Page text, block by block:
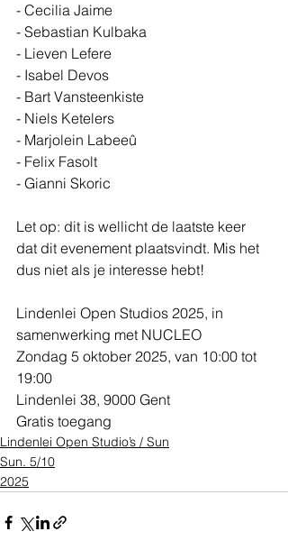
- Cecilia Jaime
- Sebastian Kulbaka
- Lieven Lefere
- Isabel Devos
- Bart Vansteenkiste
- Niels Ketelers
- Marjolein Labeeû
- Felix Fasolt
- Gianni Skoric
Let op: dit is wellicht de laatste keer
dat dit evenement plaatsvindt. Mis het
dus niet als je interesse hebt!
Lindenlei Open Studios 2025, in
samenwerking met NUCLEO
Zondag 5 oktober 2025, van 10:00 tot
19:00
Lindenlei 38, 9000 Gent
Gratis toegang
Lindenlei Open Studio’s / Sun
Sun. 5/10
2025